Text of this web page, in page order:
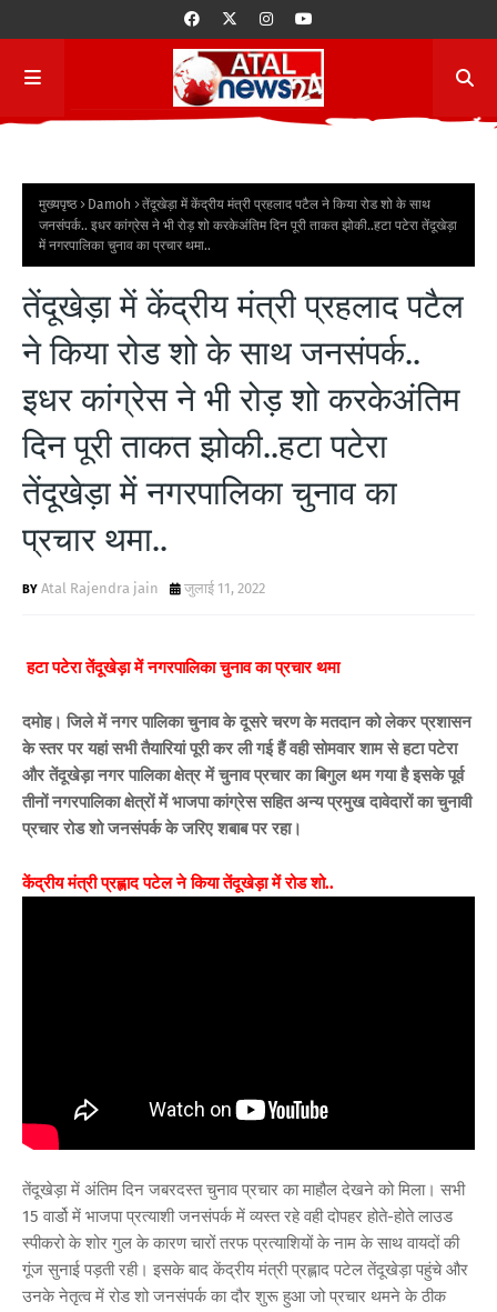
मुख्यपृष्ठ Damoh
तेंदूखेड़ा में केंद्रीय मंत्री प्रहलाद पटैल ने किया रोड शो के साथ
जनसंपर्क.. इधर कांग्रेस ने भी रोड़ शो करकेअंतिम दिन पूरी ताकत झोकी..हटा पटेरा तेंदूखेड़ा
में नगरपालिका चुनाव का प्रचार थमा..
तेंदूखेड़ा में केंद्रीय मंत्री प्रहलाद पटैल
ने किया रोड शो के साथ जनसंपर्क..
इधर कांग्रेस ने भी रोड़ शो करकेअंतिम
दिन पूरी ताकत झोकी..हटा पटेरा
तेंदूखेड़ा में नगरपालिका चुनाव का
प्रचार थमा..
Atal Rajendra jain जुलाई 11, 2022
हटा पटेरा तेंदूखेड़ा में नगरपालिका चुनाव का प्रचार थमा
दमोह। जिले में नगर पालिका चुनाव के दूसरे चरण के मतदान को लेकर प्रशासन
के स्तर पर यहां सभी तैयारियां पूरी कर ली गई हैं वही सोमवार शाम से हटा पटेरा
और तेंदूखेड़ा नगर पालिका क्षेत्र में चुनाव प्रचार का बिगुल थम गया है इसके पूर्व
तीनों नगरपालिका क्षेत्रों में भाजपा कांग्रेस सहित अन्य प्रमुख दावेदारों का चुनावी
प्रचार रोड शो जनसंपर्क के जरिए शबाब पर रहा।
केंद्रीय मंत्री प्रह्लाद पटेल ने किया तेंदूखेड़ा में रोड शो..
तेंदूखेड़ा में अंतिम दिन जबरदस्त चुनाव प्रचार का माहौल देखने को मिला। सभी
15 वार्डो में भाजपा प्रत्याशी जनसंपर्क में व्यस्त रहे वही दोपहर होते-होते लाउड
स्पीकरो के शोर गुल के कारण चारों तरफ प्रत्याशियों के नाम के साथ वायदों की
गूंज सुनाई पड़ती रही। इसके बाद केंद्रीय मंत्री प्रह्लाद पटेल तेंदूखेड़ा पहुंचे और
उनके नेतृत्व में रोड शो जनसंपर्क का दौर शुरू हुआ जो प्रचार थमने के ठीक